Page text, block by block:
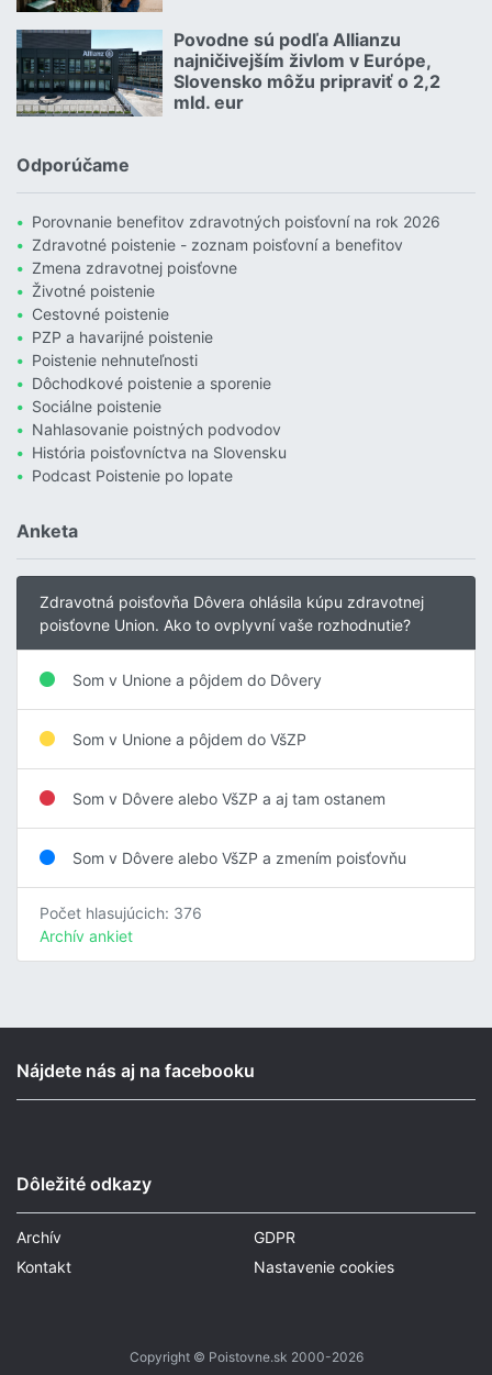
Povodne sú podľa Allianzu
najničivejším živlom v Európe,
Slovensko môžu pripraviť o 2,2
mld. eur
23.07.2026 |
Odporúčame
Porovnanie benefitov zdravotných poisťovní na rok 2026
Zdravotné poistenie - zoznam poisťovní a benefitov
Zmena zdravotnej poisťovne
Životné poistenie
Cestovné poistenie
PZP a havarijné poistenie
Poistenie nehnuteľnosti
Dôchodkové poistenie a sporenie
Sociálne poistenie
Nahlasovanie poistných podvodov
História poisťovníctva na Slovensku
Podcast Poistenie po lopate
Anketa
Zdravotná poisťovňa Dôvera ohlásila kúpu zdravotnej
poisťovne Union. Ako to ovplyvní vaše rozhodnutie?
Som v Unione a pôjdem do Dôvery
Som v Unione a pôjdem do VšZP
Som v Dôvere alebo VšZP a aj tam ostanem
Som v Dôvere alebo VšZP a zmením poisťovňu
Počet hlasujúcich: 376
Archív ankiet
Nájdete nás aj na facebooku
Dôležité odkazy
Archív
Kontakt
GDPR
Nastavenie cookies
Copyright © Poistovne.sk 2000-2026